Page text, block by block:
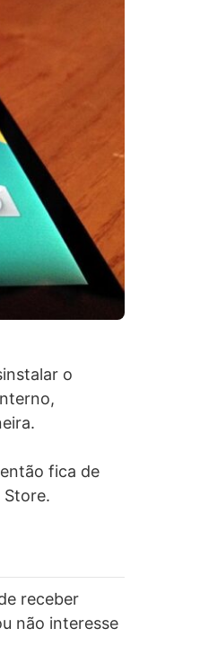
o
fica de
Store.
receber
não interesse